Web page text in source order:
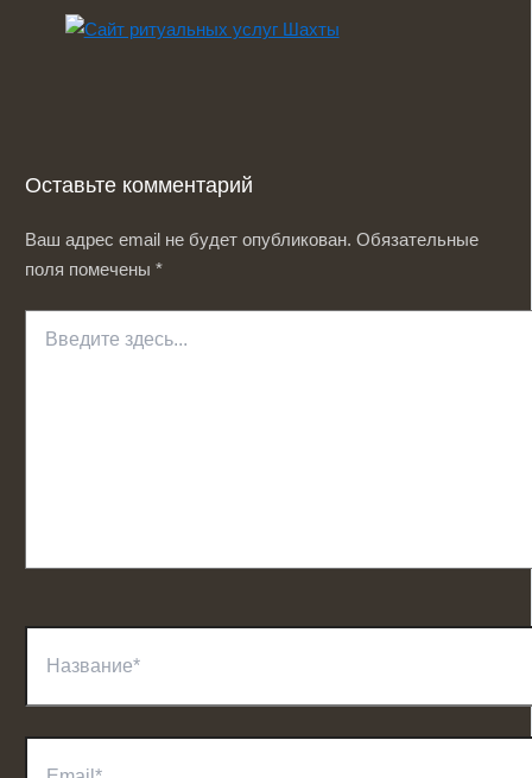
Оставьте комментарий
Ваш адрес email не будет опубликован. Обязательные
поля помечены*
здесь...